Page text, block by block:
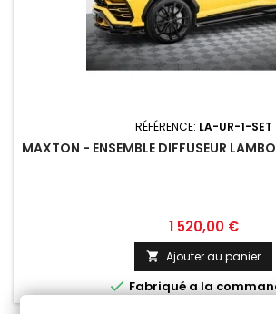
RÉFÉRENCE: LA-UR-1-SET
MAXTON - ENSEMBLE DIFFUSEUR
Prix
1 520,00 €
 Ajouter au panier
Fabriqué a la